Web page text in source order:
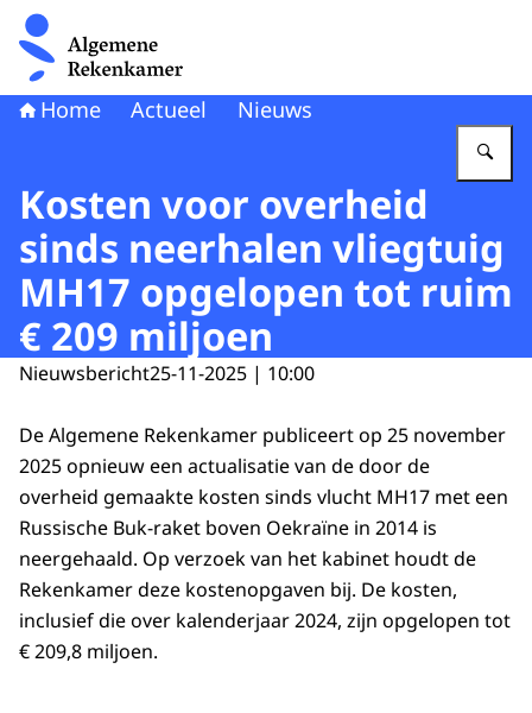
Naar de homepage van Algemene Rekenkamer
Home Actueel Nieuws
Kosten voor overheid
sinds neerhalen vliegtuig
MH17 opgelopen tot ruim
€ 209 miljoen
Nieuwsbericht25-11-2025 | 10:00
De Algemene Rekenkamer publiceert op 25 november
2025 opnieuw een actualisatie van de door de
overheid gemaakte kosten sinds vlucht MH17 met een
Russische Buk-raket boven Oekraïne in 2014 is
neergehaald. Op verzoek van het kabinet houdt de
Rekenkamer deze kostenopgaven bij. De kosten,
inclusief die over kalenderjaar 2024, zijn opgelopen tot
€ 209,8 miljoen.